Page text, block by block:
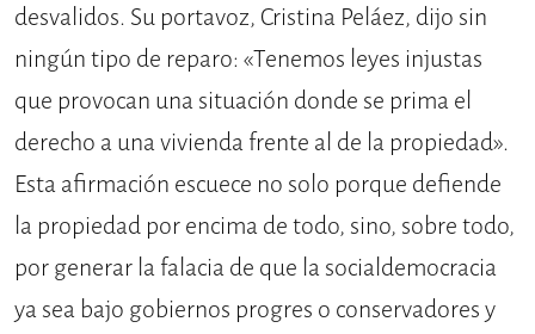
desvalidos. Su portavoz, Cristina Peláez, dijo sin
ningún tipo de reparo: «Tenemos leyes injustas
que provocan una situación donde se prima el
derecho a una vivienda frente al de la propiedad».
Esta afirmación escuece no solo porque defiende
la propiedad por encima de todo, sino, sobre todo,
por generar la falacia de que la socialdemocracia
ya sea bajo gobiernos progres o conservadores y